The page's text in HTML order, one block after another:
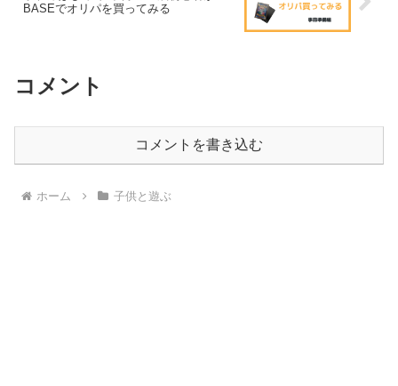
BASEでオリパを買ってみる
コメント
コメントを書き込む
ホーム 子供と遊ぶ